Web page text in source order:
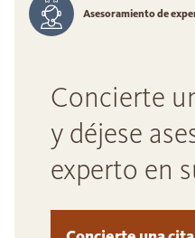
Asesoramiento de
Concierte
y déjese
experto en